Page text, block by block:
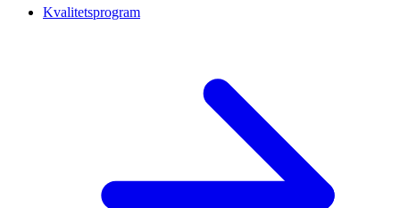
Kvalitetsprogram